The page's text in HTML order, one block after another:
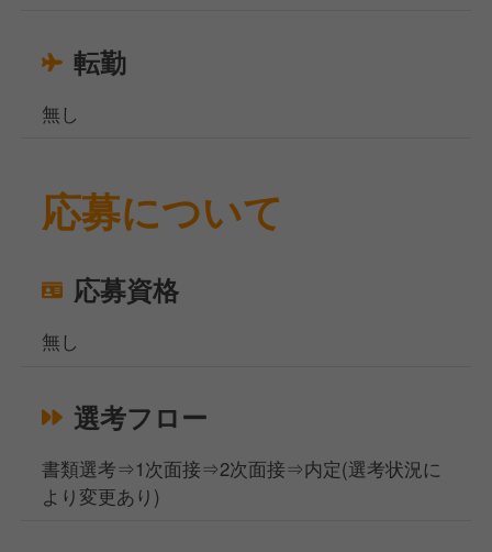
転勤
無し
応募について
応募資格
無し
選考フロー
書類選考⇒1次面接⇒2次面接⇒内定(選考状況に
より変更あり)